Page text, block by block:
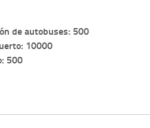
de autobuses: 500
10000
500